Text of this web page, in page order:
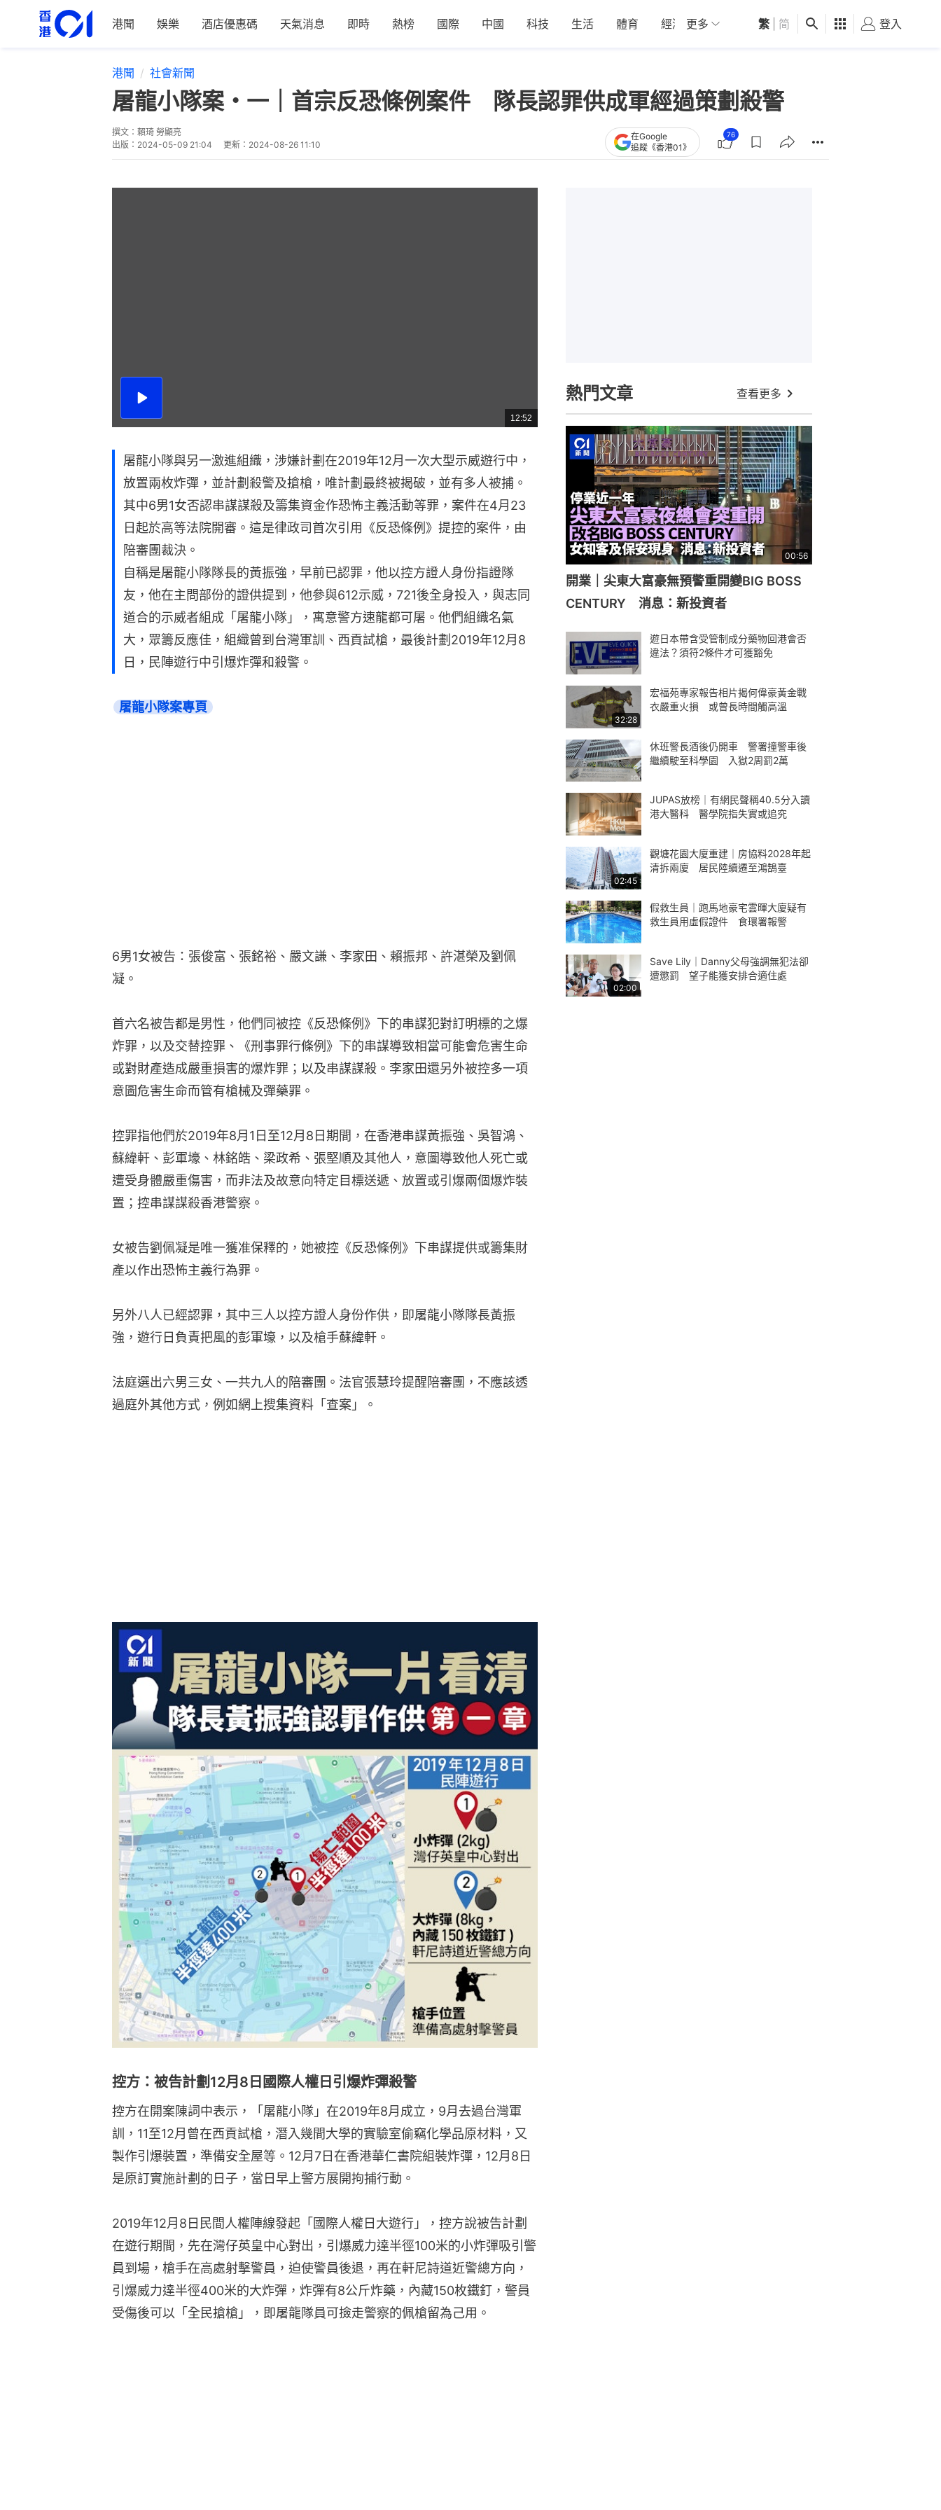
港聞 娛樂 酒店優惠碼 天氣消息 即時 熱榜 國際 中國 科技 生活 體育 經濟 01深圳 觀點 健康 好食玩飛
更多 繁 简 登入
港聞 社會新聞
屠龍小隊案・一｜首宗反恐條例案件 隊長認罪供成軍經過策劃殺警
撰文： 賴琦 勞顯亮
出版： 2024-05-09 21:04 更新： 2024-08-26 11:10
在Google
追蹤《香港01》
76
播
總
共
12:52
屠龍小隊與另一激進組織，涉嫌計劃在2019年12月一次大型示威遊行中，
放置兩枚炸彈，並計劃殺警及搶槍，唯計劃最終被揭破，並有多人被捕。
其中6男1女否認串謀謀殺及籌集資金作恐怖主義活動等罪，案件在4月23
日起於高等法院開審。這是律政司首次引用《反恐條例》提控的案件，由
陪審團裁決。
自稱是屠龍小隊隊長的黃振強，早前已認罪，他以控方證人身份指證隊
友，他在主問部份的證供提到，他參與612示威，721後全身投入，與志同
道合的示威者組成「屠龍小隊」，寓意警方速龍都可屠。他們組織名氣
大，眾籌反應佳，組織曾到台灣軍訓、西貢試槍，最後計劃2019年12月8
日，民陣遊行中引爆炸彈和殺警。
屠龍小隊案專頁
6男1女被告：張俊富、張銘裕、嚴文謙、李家田、賴振邦、許湛榮及劉佩
凝。
首六名被告都是男性，他們同被控《反恐條例》下的串謀犯對訂明標的之爆
炸罪，以及交替控罪、《刑事罪行條例》下的串謀導致相當可能會危害生命
或對財產造成嚴重損害的爆炸罪；以及串謀謀殺。李家田還另外被控多一項
意圖危害生命而管有槍械及彈藥罪。
控罪指他們於2019年8月1日至12月8日期間，在香港串謀黃振強、吳智鴻、
蘇緯軒、彭軍壕、林銘皓、梁政希、張堅順及其他人，意圖導致他人死亡或
遭受身體嚴重傷害，而非法及故意向特定目標送遞、放置或引爆兩個爆炸裝
置；控串謀謀殺香港警察。
女被告劉佩凝是唯一獲准保釋的，她被控《反恐條例》下串謀提供或籌集財
產以作出恐怖主義行為罪。
另外八人已經認罪，其中三人以控方證人身份作供，即屠龍小隊隊長黃振
強，遊行日負責把風的彭軍壕，以及槍手蘇緯軒。
法庭選出六男三女、一共九人的陪審團。法官張慧玲提醒陪審團，不應該透
過庭外其他方式，例如網上搜集資料「查案」。
控方：被告計劃12月8日國際人權日引爆炸彈殺警
控方在開案陳詞中表示，「屠龍小隊」在2019年8月成立，9月去過台灣軍
訓，11至12月曾在西貢試槍，潛入幾間大學的實驗室偷竊化學品原材料，又
製作引爆裝置，準備安全屋等。12月7日在香港華仁書院組裝炸彈，12月8日
是原訂實施計劃的日子，當日早上警方展開拘捕行動。
2019年12月8日民間人權陣線發起「國際人權日大遊行」，控方說被告計劃
在遊行期間，先在灣仔英皇中心對出，引爆威力達半徑100米的小炸彈吸引警
員到場，槍手在高處射擊警員，迫使警員後退，再在軒尼詩道近警總方向，
引爆威力達半徑400米的大炸彈，炸彈有8公斤炸藥，內藏150枚鐵釘，警員
受傷後可以「全民搶槍」，即屠龍隊員可撿走警察的佩槍留為己用。
熱門文章 查看更多
00:56
開業｜尖東大富豪無預警重開變BIG BOSS
CENTURY 消息：新投資者
遊日本帶含受管制成分藥物回港會否
違法？須符2條件才可獲豁免
32:28
宏福苑專家報告相片揭何偉豪黃金戰
衣嚴重火損 或曾長時間觸高溫
休班警長酒後仍開車 警署撞警車後
繼續駛至科學園 入獄2周罰2萬
JUPAS放榜｜有網民聲稱40.5分入讀
港大醫科 醫學院指失實或追究
02:45
觀塘花園大廈重建｜房協料2028年起
清拆兩廈 居民陸續遷至鴻鵠臺
假救生員｜跑馬地豪宅雲暉大廈疑有
救生員用虛假證件 食環署報警
02:00
Save Lily｜Danny父母強調無犯法卻
遭懲罰 望子能獲安排合適住處